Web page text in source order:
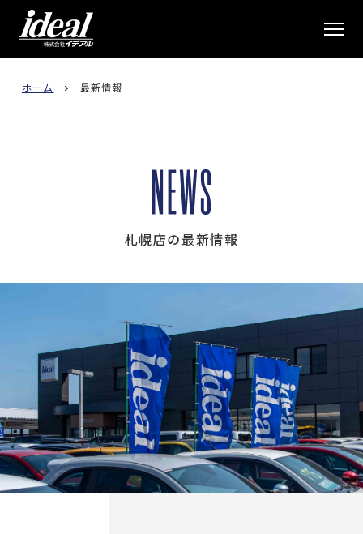
ホーム 最新情報
札幌店の最新情報